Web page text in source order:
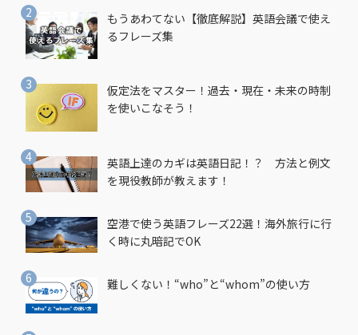
もうあわてない【徹底解説】英語会議で使え
るフレーズ集
仮定法をマスター！過去・現在・未来の時制
を使いこなそう！
英語上達のカギは英語日記！？ 方法と例文
を現役教師が教えます！
空港で使う英語フレーズ22選！海外旅行に行
く時に丸暗記でOK
難しくない！“who”と“whom”の使い方